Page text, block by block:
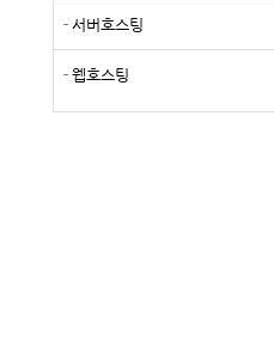
서버호스팅
웹호스팅